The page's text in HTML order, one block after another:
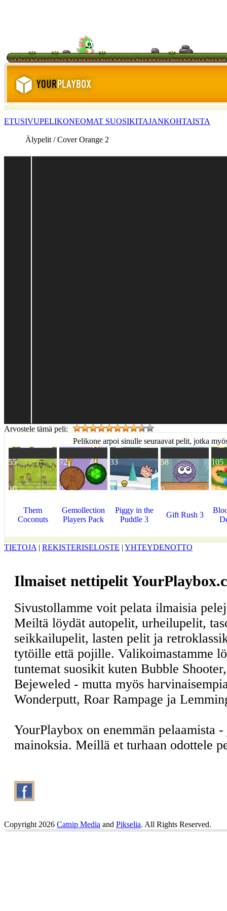
ETUSIVUPELIKONEOMAT SUOSIKITAJANKOHTAISTA
Älypelit / Cover Orange 2
Arvostele tämä peli:
Pelikone arpoi sinulle seuraavat pelit, jotka
55
10
Them
Coconuts
72
0
Gemollection
Players Pack
33
0
Piggy in the
Puddle 3
58
0
Gift Rush 3
105
8.6
TIETOJA | REKISTERISELOSTE | YHTEYDENOTTO
Ilmaiset nettipelit
Sivustollamme voit pelata ilmaisia
Meiltä löydät autopelit, urheilupelit,
seikkailupelit, lasten pelit ja
tytöille että pojille. Valikoimastamme
tuntemat suosikit kuten Bubble
Bejeweled - mutta myös
Wonderputt, Roar Rampage ja
YourPlaybox on enemmän pelaamista
mainoksia. Meillä et turhaan odottele
Copyright 2026 Catnip Media and Pikselia. All Rights Reserved.